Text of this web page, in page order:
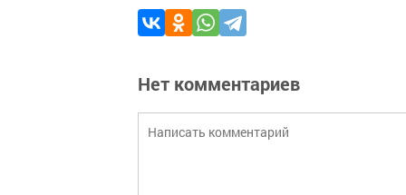
Нет комментариев